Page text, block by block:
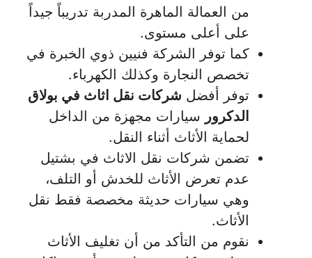
من العمالة الماهرة المدربة تدريباً جيداً
على أعلى مستوى.
كما توفر الشركة فنيين ذوي الخبرة في
تخصص النجارة وكذلك الكهرباء.
توفر أفضل شركات نقل اثاث في بولاق
الدكرور سيارات مجهزة من الداخل
لحماية الأثاث أثناء النقل.
تضمن شركات نقل الاثاث في بشتيل
عدم تعرض الأثاث للخدش أو التلف،
وهي سيارات حديثة مخصصة فقط نقل
الأثاث.
نقوم من التأكد من أن تغليف الأثاث